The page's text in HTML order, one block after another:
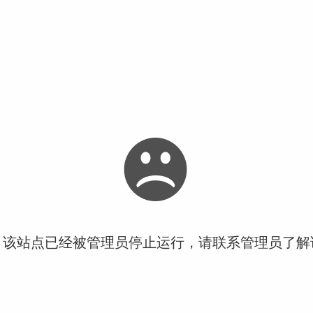
站点已经被管理员停止运行，请联系管理员了